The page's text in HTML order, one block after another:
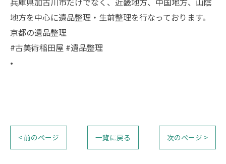
地方を中心に遺品整理・生前整理を行なっております。
京都の遺品整理
#古美術稲田屋 #遺品整理
•
< 前のページ 一覧に戻る 次のページ >